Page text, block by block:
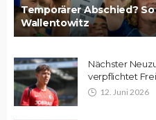
Temporärer Abschied?
Wallentowitz
Nächster
verpflichtet
12. Juni 2026